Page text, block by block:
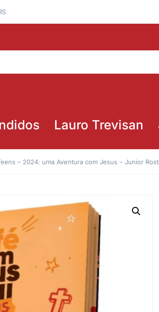
Lauro Trevisan
– 2024: uma Aventura com Jesus – Junior